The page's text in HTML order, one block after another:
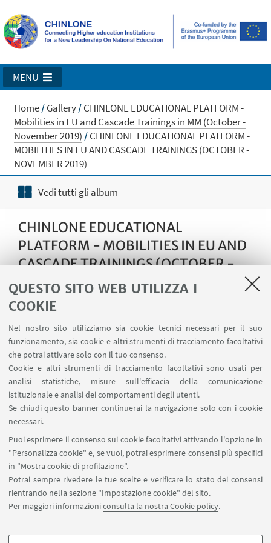
QUESTO SITO WEB UTILIZZA I
COOKIE
Nel nostro sito utilizziamo sia cookie tecnici necessari per il suo
funzionamento, sia cookie e altri strumenti di tracciamento facoltativi
che potrai attivare solo con il tuo consenso.
Cookie e altri strumenti di tracciamento facoltativi sono usati per
analisi statistiche, misure sull'efficacia della comunicazione
istituzionale e analisi dei comportamenti degli utenti.
Se chiudi questo banner continuerai la navigazione solo con i cookie
necessari.
Puoi esprimere il consenso sui cookie facoltativi attivando l'opzione in
"Personalizza cookie" e, se vuoi, potrai esprimere consensi più specifici
in "Mostra cookie di profilazione".
Potrai sempre rivedere le tue scelte e verificare lo stato dei consensi
rientrando nella sezione "Impostazione cookie" del sito.
Per maggiori informazioniconsulta la nostra Cookie policy.
MENU
Home/Gallery/CHINLONE EDUCATIONAL PLATFORM -
Mobilities in EU and Cascade Trainings in MM (October -
November 2019) /CHINLONE EDUCATIONAL PLATFORM -
MOBILITIES IN EU AND CASCADE TRAININGS (OCTOBER -
NOVEMBER 2019)
Vedi tutti gli album
CHINLONE EDUCATIONAL
PLATFORM - MOBILITIES IN EU AND
CASCADE TRAININGS (OCTOBER -
NOVEMBER 2019)